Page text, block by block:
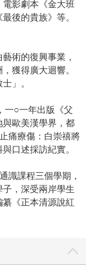
影劇本《金大班
後的貴族》等。
術的復興事業，
獲得廣大迴響。
」。
一○一年出版《父
歐美漢學界，都
痛療傷：白崇禧將
口述採訪紀實。
識課程三個學期，
，深受兩岸學生
《正本清源說紅